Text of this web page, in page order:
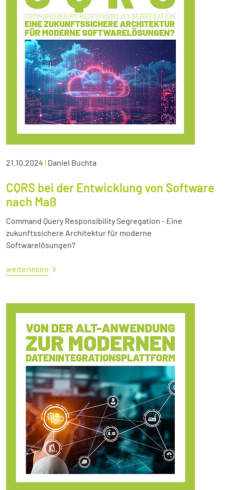
21.10.2024 | Daniel Buchta
CQRS bei der Entwicklung von Software
nach Maß
Command Query Responsibility Segregation - Eine
zukunftssichere Architektur für moderne
Softwarelösungen?
weiterlesen